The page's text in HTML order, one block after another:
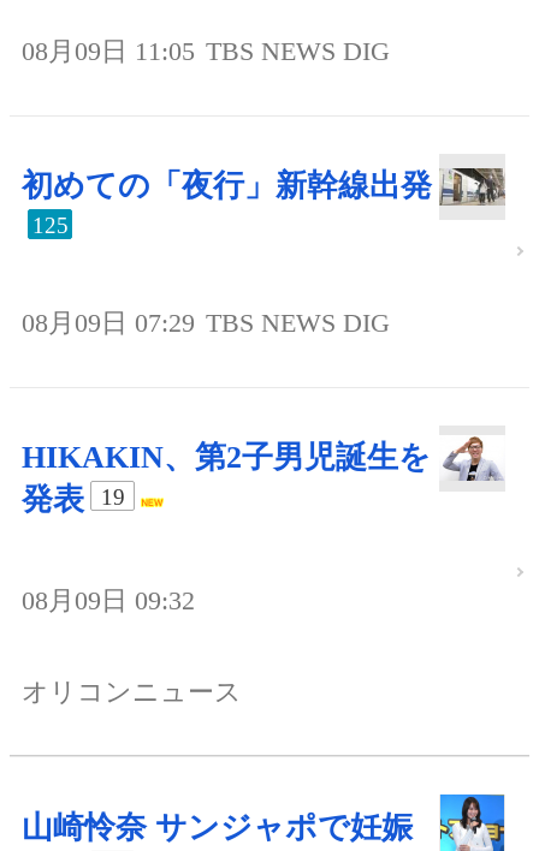
08月09日 11:05 TBS NEWS DIG
初めての「夜行」新幹線出発
125
08月09日 07:29 TBS NEWS DIG
HIKAKIN、第2子男児誕生を
発表
19
08月09日 09:32
オリコンニュース
山崎怜奈 サンジャポで妊娠